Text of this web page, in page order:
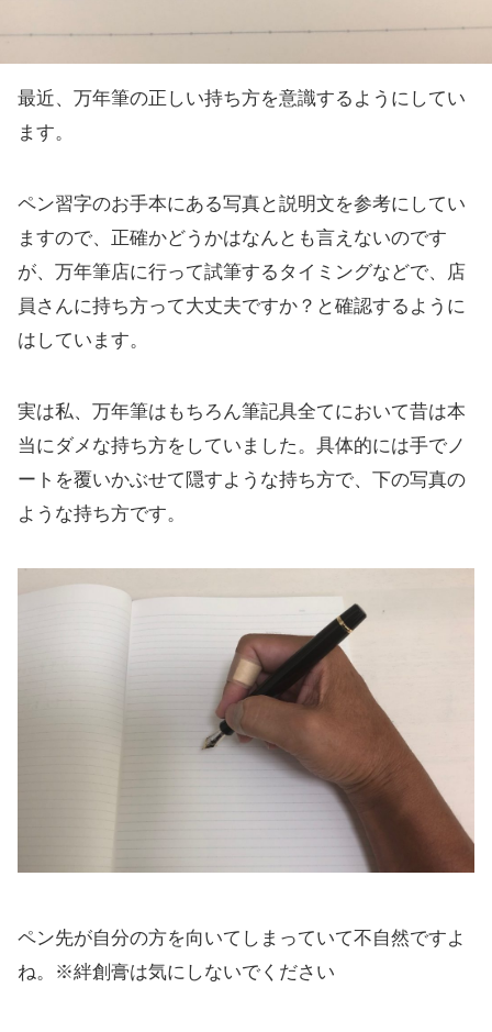
最近、万年筆の正しい持ち方を意識するようにしてい
ます。
ペン習字のお手本にある写真と説明文を参考にしてい
ますので、正確かどうかはなんとも言えないのです
が、万年筆店に行って試筆するタイミングなどで、店
員さんに持ち方って大丈夫ですか？と確認するように
はしています。
実は私、万年筆はもちろん筆記具全てにおいて昔は本
当にダメな持ち方をしていました。具体的には手でノ
ートを覆いかぶせて隠すような持ち方で、下の写真の
ような持ち方です。
ペン先が自分の方を向いてしまっていて不自然ですよ
ね。※絆創膏は気にしないでください